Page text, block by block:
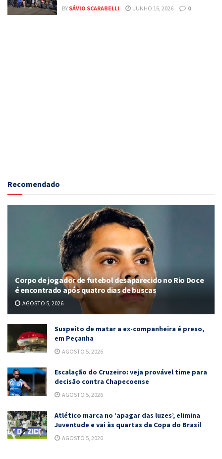
BY SÁVIO SCARABELLI JUNHO 16, 2026 0
Recomendado
Corpo de jogador de futebol desaparecido no Rio Doce
é encontrado após quatro dias de buscas
AGOSTO 5, 2026
Suspeito de matar a ex-companheira é preso,
em Peçanha
AGOSTO 5, 2026
Escalação do Cruzeiro: veja provável time para
decisão contra Chapecoense
AGOSTO 5, 2026
Atlético marca no ‘apagar das luzes’, elimina
Juventude e vai às quartas da Copa do Brasil
AGOSTO 5, 2026